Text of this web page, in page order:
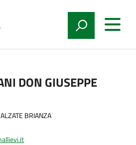
DON GIUSEPPE
BRIANZA